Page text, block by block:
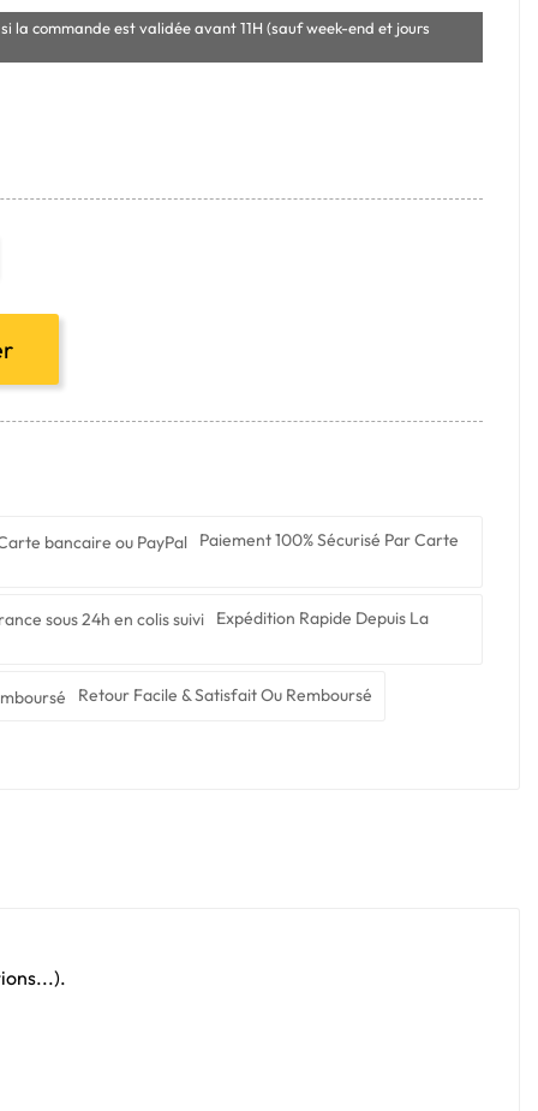
la commande est validée avant 11H (sauf week-end et jours
Paiement 100% Sécurisé Par Carte
Expédition Rapide Depuis La
Retour Facile & Satisfait Ou Remboursé